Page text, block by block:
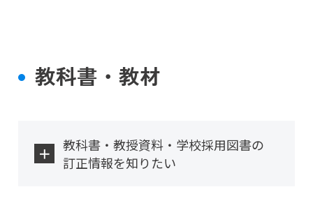
教科書・教材
教科書・教授資料・学校採用図書の
訂正情報を知りたい